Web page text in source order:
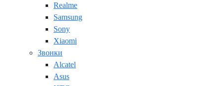
Realme
Samsung
Sony
Xiaomi
Звонки
Alcatel
Asus